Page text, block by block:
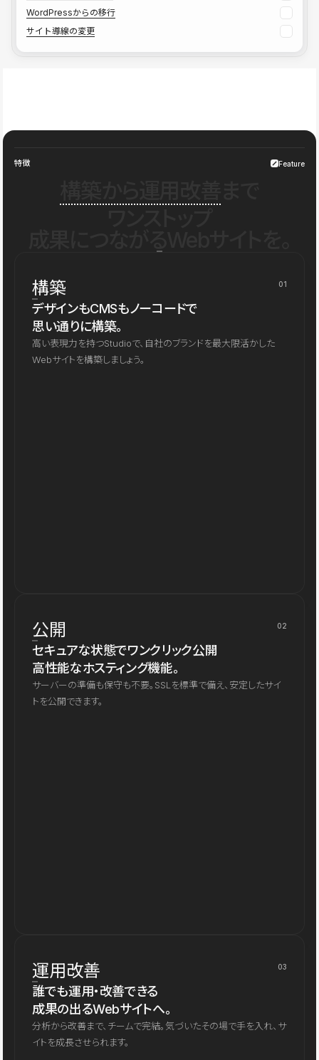
WordPressからの移行
サイト導線の変更
特徴 Feature
構築 01
デザインもCMSもノーコードで
思い通りに構築。
高い表現力を持つStudioで、自社のブランドを最大限活かした
Webサイトを構築しましょう。
公開 02
セキュアな状態でワンクリック公開
高性能なホスティング機能。
サーバーの準備も保守も不要。SSLを標準で備え、安定したサイ
トを公開できます。
運用改善 03
誰でも運用・改善できる
成果の出るWebサイトへ。
分析から改善まで、チームで完結。気づいたその場で手を入れ、サ
イトを成長させられます。